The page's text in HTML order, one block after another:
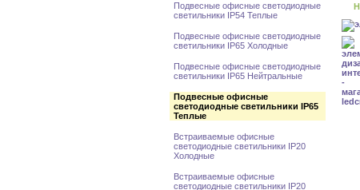
Подвесные офисные светодиодные
светильники IP54 Теплые
Подвесные офисные светодиодные
светильники IP65 Холодные
Подвесные офисные светодиодные
светильники IP65 Нейтральные
Подвесные офисные
светодиодные светильники IP65
Теплые
Встраиваемые офисные
светодиодные светильники IP20
Холодные
Встраиваемые офисные
светодиодные светильники IP20